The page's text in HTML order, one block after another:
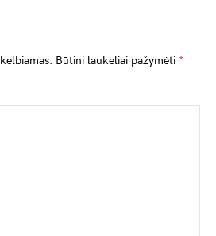
Būtini laukeliai pažymėti *